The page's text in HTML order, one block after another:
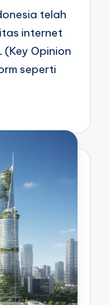
telah
internet
(Key Opinion
seperti